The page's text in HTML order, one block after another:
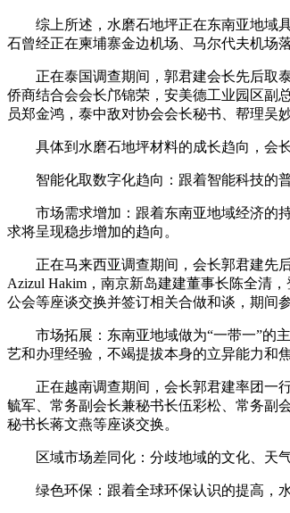
综上所述，水磨石地坪正在东南亚地域具
石曾经正在柬埔寨金边机场、马尔代夫机场
正在泰国调查期间，郭君建会长先后取泰
侨商结合会会长邝锦荣，安美德工业园区副
员郑金鸿，泰中敌对协会会长秘书、帮理吴
具体到水磨石地坪材料的成长趋向，会长
智能化取数字化趋向：跟着智能科技的普
市场需求增加：跟着东南亚地域经济的持
求将呈现稳步增加的趋向。
正在马来西亚调查期间，会长郭君建先后
Azizul Hakim，南京新岛建建董事长陈全清
公会等座谈交换并签订相关合做和谈，期间
市场拓展：东南亚地域做为“一带一”的主
艺和办理经验，不竭提拔本身的立异能力和
正在越南调查期间，会长郭君建率团一行
毓军、常务副会长兼秘书长伍彩松、常务副
秘书长蒋文燕等座谈交换。
区域市场差同化：分歧地域的文化、天气
绿色环保：跟着全球环保认识的提高，水